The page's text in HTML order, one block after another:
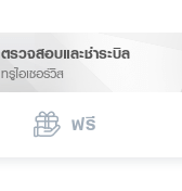
ตรวจสอบและชำระบิล
ทรูไอเซอร์วิส
ฟรี